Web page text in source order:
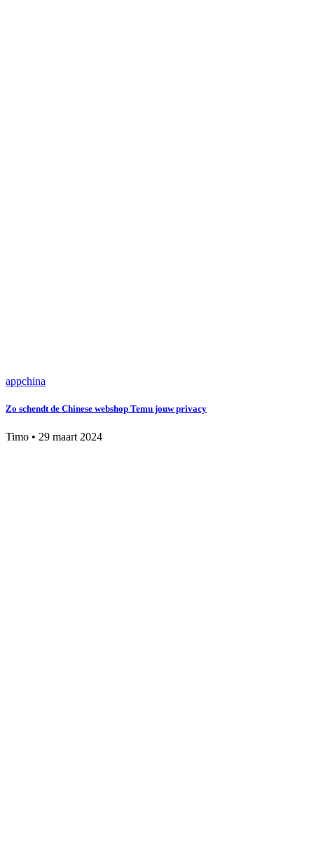
appchina
Zo schendt de Chinese webshop Temu jouw privacy
Timo • 29 maart 2024